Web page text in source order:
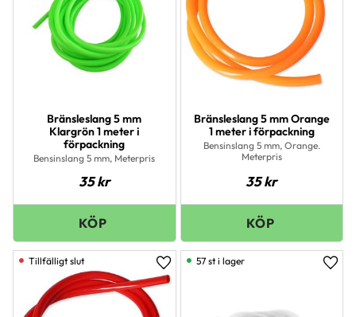
Bränsleslang 5 mm
Klargrön 1 meter i
förpackning
Bensinslang 5 mm, Meterpris
35kr
Bränsleslang 5 mm Orange
1 meter i förpackning
Bensinslang 5 mm, Orange.
Meterpris
35kr
Lägg till i favoriter
57 st i lager